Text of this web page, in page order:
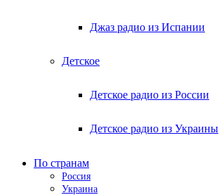
Джаз радио из Испании
Детское
Детское радио из России
Детское радио из Украины
По странам
Россия
Украина